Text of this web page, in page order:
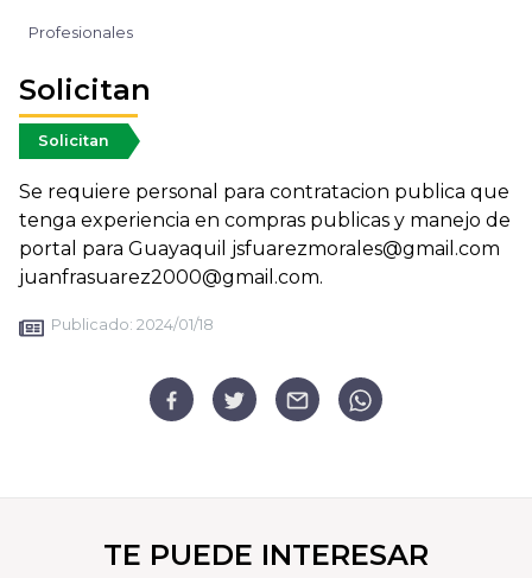
Profesionales
Solicitan
Solicitan
Se requiere personal para contratacion publica que
tenga experiencia en compras publicas y manejo de
portal para Guayaquil jsfuarezmorales@gmail.com
juanfrasuarez2000@gmail.com.
Publicado: 2024/01/18
TE PUEDE INTERESAR